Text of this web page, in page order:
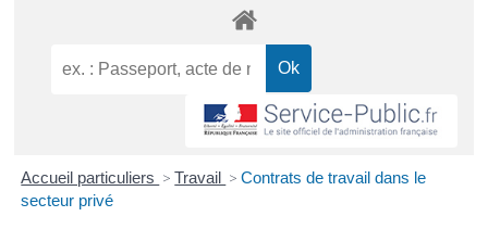
Accueil particuliers > Travail > Contrats de travail dans le
secteur privé